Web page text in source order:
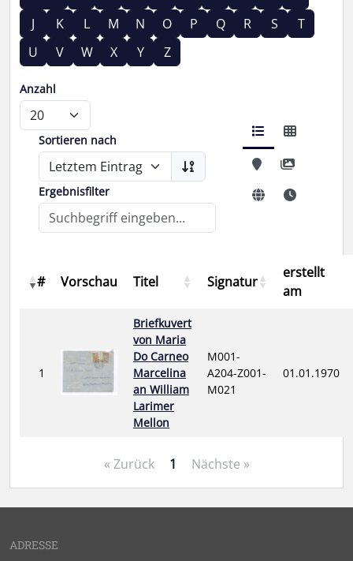
J
K L M N O P Q R S
T
U
V W X Y Z
Anzahl
Sortieren nach
Ergebnisfilter
# Vorschau Titel Signatur
erstellt
am
1
Briefkuvert
von Maria
Do Carneo
Marcelina
an William
Larimer
Mellon
M001-
A204-Z001-
M021
01.01.1970
« Zurück 1 Nächste »
ADRESSE